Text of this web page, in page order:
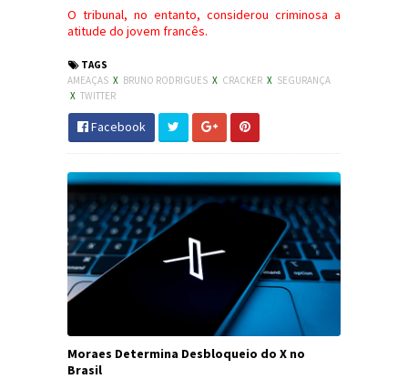
O tribunal, no entanto, considerou criminosa a
atitude do jovem francês.
TAGS
AMEAÇAS X BRUNO RODRIGUES X CRACKER X SEGURANÇA
X TWITTER
Facebook
Moraes Determina Desbloqueio do X no
Brasil